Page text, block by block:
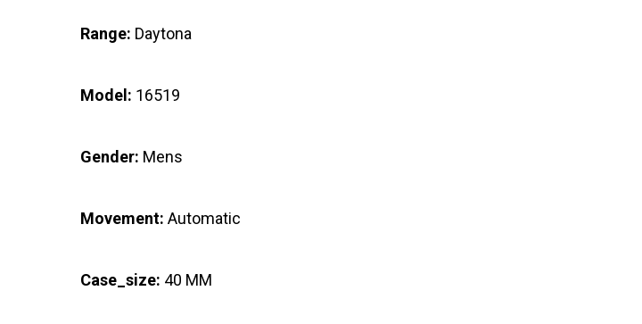
Range: Daytona
Model: 16519
Gender: Mens
Movement: Automatic
Case_size: 40 MM